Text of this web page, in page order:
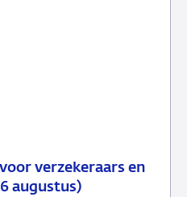
verzekeraars en
augustus)